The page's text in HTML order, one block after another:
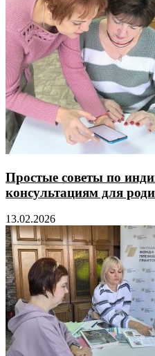
Простые советы по
консультациям для
13.02.2026